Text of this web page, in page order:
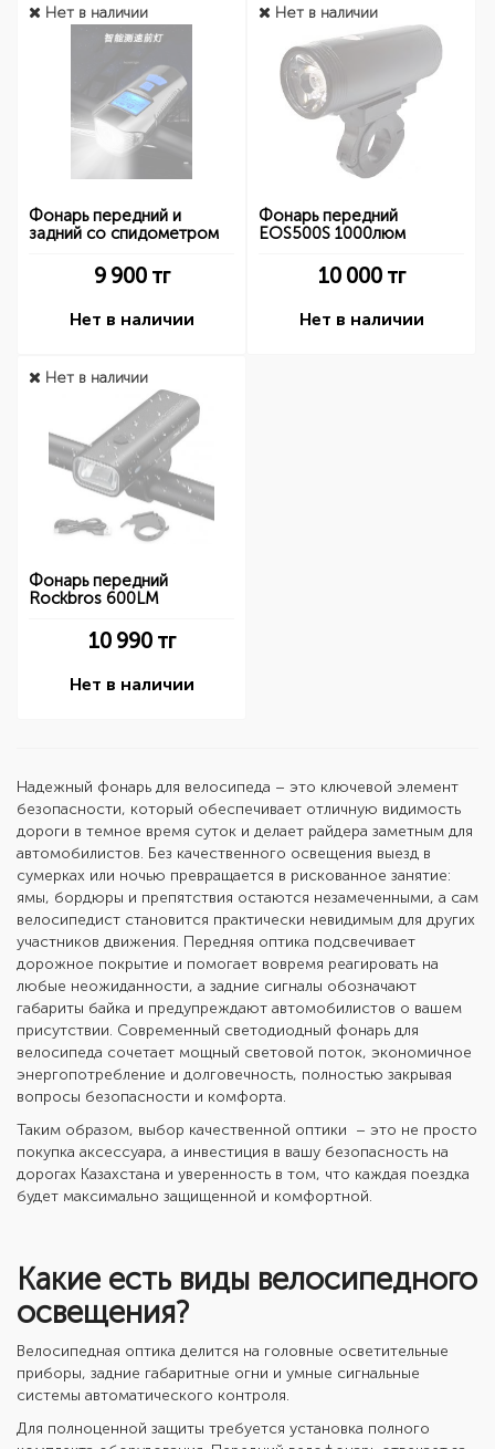
Нет в наличии
Фонарь передний и
задний со спидометром
9 900тг
Нет в наличии
Нет в наличии
Фонарь передний
EOS500S 1000люм
10 000тг
Нет в наличии
Нет в наличии
Фонарь передний
Rockbros 600LM
10 990тг
Нет в наличии
Надежный фонарь для велосипеда – это ключевой элемент
безопасности, который обеспечивает отличную видимость
дороги в темное время суток и делает райдера заметным для
автомобилистов. Без качественного освещения выезд в
сумерках или ночью превращается в рискованное занятие:
ямы, бордюры и препятствия остаются незамеченными, а сам
велосипедист становится практически невидимым для других
участников движения. Передняя оптика подсвечивает
дорожное покрытие и помогает вовремя реагировать на
любые неожиданности, а задние сигналы обозначают
габариты байка и предупреждают автомобилистов о вашем
присутствии. Современный светодиодный фонарь для
велосипеда сочетает мощный световой поток, экономичное
энергопотребление и долговечность, полностью закрывая
вопросы безопасности и комфорта.
Таким образом, выбор качественной оптики – это не просто
покупка аксессуара, а инвестиция в вашу безопасность на
дорогах Казахстана и уверенность в том, что каждая поездка
будет максимально защищенной и комфортной.
Какие есть виды велосипедного
освещения?
Велосипедная оптика делится на головные осветительные
приборы, задние габаритные огни и умные сигнальные
системы автоматического контроля.
Для полноценной защиты требуется установка полного